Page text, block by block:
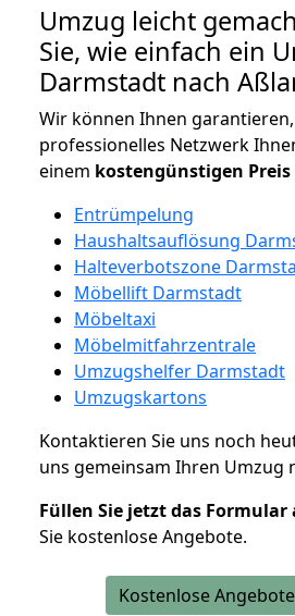
Umzug leicht
Sie, wie einfach ein
Darmstadt nach
Wir können Ihnen
professionelles Netzwerk
einem kostengünstigen Preis
Entrümpelung
Haushaltsauflösung
Halteverbotszone
Möbellift Darmstadt
Möbeltaxi
Möbelmitfahrzentrale
Umzugshelfer Darmstadt
Umzugskartons
Kontaktieren Sie uns noch
uns gemeinsam Ihren Umzug
Füllen Sie jetzt das Formular
Sie kostenlose Angebote.
Kostenlose